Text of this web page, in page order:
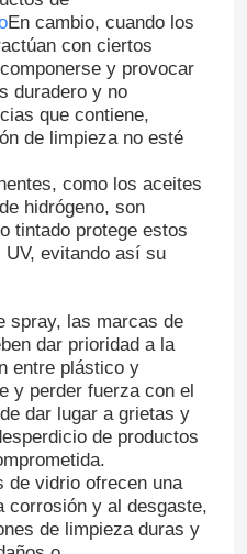
En cambio, cuando los
con ciertos
y provocar
duradero y no
que contiene,
de limpieza no esté
como los aceites
hidrógeno, son
tintado protege estos
evitando así su
spray, las marcas de
dar prioridad a la
entre plástico y
y perder fuerza con el
dar lugar a grietas y
de productos
de vidrio ofrecen una
corrosión y al desgaste,
de limpieza duras y